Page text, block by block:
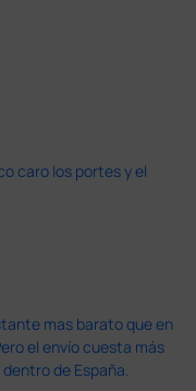
caro los portes y el
mas barato que en
el envío cuesta más
de España.